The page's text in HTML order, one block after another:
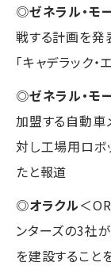
◎ゼネラル・モ
戦する計画を発
「キャデラック
◎ゼネラル・モ
加盟する自動車
対し工場用ロボ
たと報道
◎オラクル＜
ンターズの3社
を建設すること